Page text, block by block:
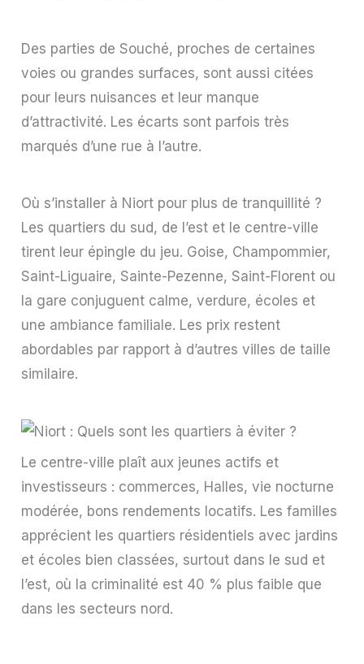
Des parties de Souché, proches de certaines
voies ou grandes surfaces, sont aussi citées
pour leurs nuisances et leur manque
d’attractivité. Les écarts sont parfois très
marqués d’une rue à l’autre.
Où s’installer à Niort pour plus de tranquillité ?
Les quartiers du sud, de l’est et le centre-ville
tirent leur épingle du jeu. Goise, Champommier,
Saint-Liguaire, Sainte-Pezenne, Saint-Florent ou
la gare conjuguent calme, verdure, écoles et
une ambiance familiale. Les prix restent
abordables par rapport à d’autres villes de taille
similaire.
Le centre-ville plaît aux jeunes actifs et
investisseurs : commerces, Halles, vie nocturne
modérée, bons rendements locatifs. Les familles
apprécient les quartiers résidentiels avec jardins
et écoles bien classées, surtout dans le sud et
l’est, où la criminalité est 40 % plus faible que
dans les secteurs nord.